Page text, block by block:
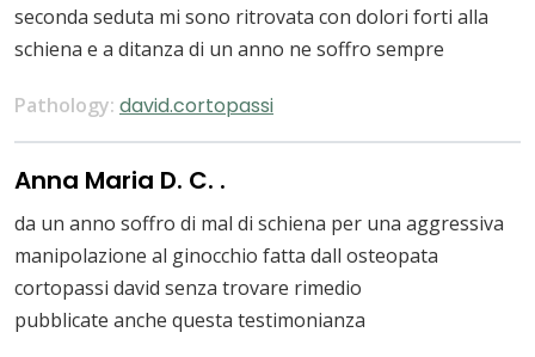
seconda seduta mi sono ritrovata con dolori forti alla
schiena e a ditanza di un anno ne soffro sempre
Pathology: david.cortopassi
Anna Maria D. C. .
da un anno soffro di mal di schiena per una aggressiva
manipolazione al ginocchio fatta dall osteopata
cortopassi david senza trovare rimedio
pubblicate anche questa testimonianza